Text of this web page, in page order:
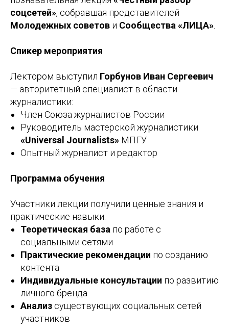
соцсетей», собравшая представителей
Молодежных советов и Сообщества «ЛИЦА»
Спикер мероприятия
Лектором выступил Горбунов Иван Сергеевич
— авторитетный специалист в области
журналистики:
Член Союза журналистов России
Руководитель мастерской журналистики
«Universal Journalists» МПГУ
Опытный журналист и редактор
Программа обучения
Участники лекции получили ценные знания и
практические навыки:
Теоретическая база по работе с
социальными сетями
Практические рекомендации по созданию
контента
Индивидуальные консультации по развитию
личного бренда
Анализ существующих социальных сетей
участников